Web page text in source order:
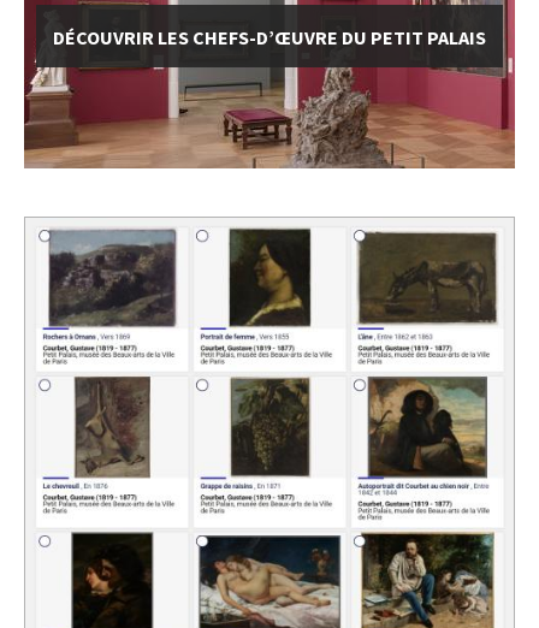
DÉCOUVRIR LES CHEFS-D’ŒUVRE DU PETIT PALAIS